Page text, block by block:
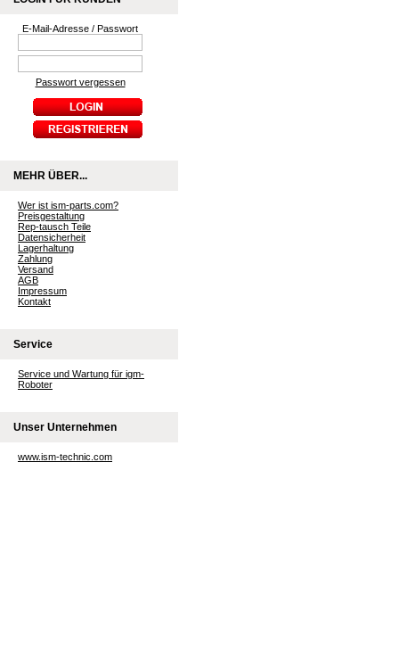
E-Mail-Adresse / Passwort
Passwort vergessen
MEHR ÜBER...
Wer ist ism-parts.com?
Preisgestaltung
Rep-tausch Teile
Datensicherheit
Lagerhaltung
Zahlung
Versand
AGB
Impressum
Kontakt
Service
Service und Wartung für igm-
Roboter
Unser Unternehmen
www.ism-technic.com